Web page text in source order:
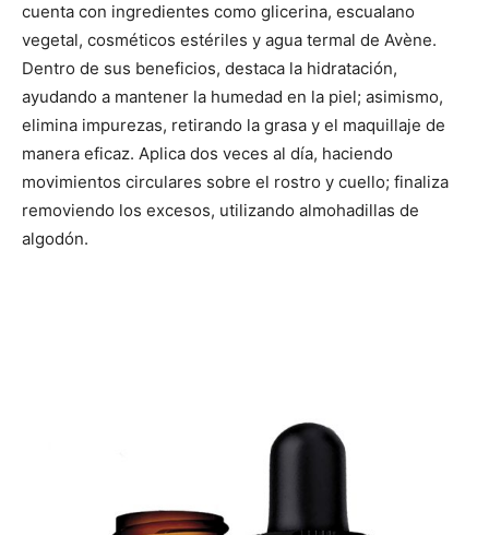
cuenta con ingredientes como glicerina, escualano
vegetal, cosméticos estériles y agua termal de Avène.
Dentro de sus beneficios, destaca la hidratación,
ayudando a mantener la humedad en la piel; asimismo,
elimina impurezas, retirando la grasa y el maquillaje de
manera eficaz. Aplica dos veces al día, haciendo
movimientos circulares sobre el rostro y cuello; finaliza
removiendo los excesos, utilizando almohadillas de
algodón.